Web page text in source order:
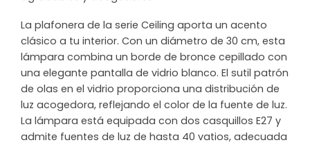
La plafonera de la serie Ceiling aporta un acento
clásico a tu interior. Con un diámetro de 30 cm, esta
lámpara combina un borde de bronce cepillado con
una elegante pantalla de vidrio blanco. El sutil patrón
de olas en el vidrio proporciona una distribución de
luz acogedora, reflejando el color de la fuente de luz.
La lámpara está equipada con dos casquillos E27 y
admite fuentes de luz de hasta 40 vatios, adecuada